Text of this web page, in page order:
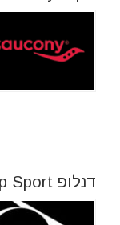
דנלופ Dunlop Sport